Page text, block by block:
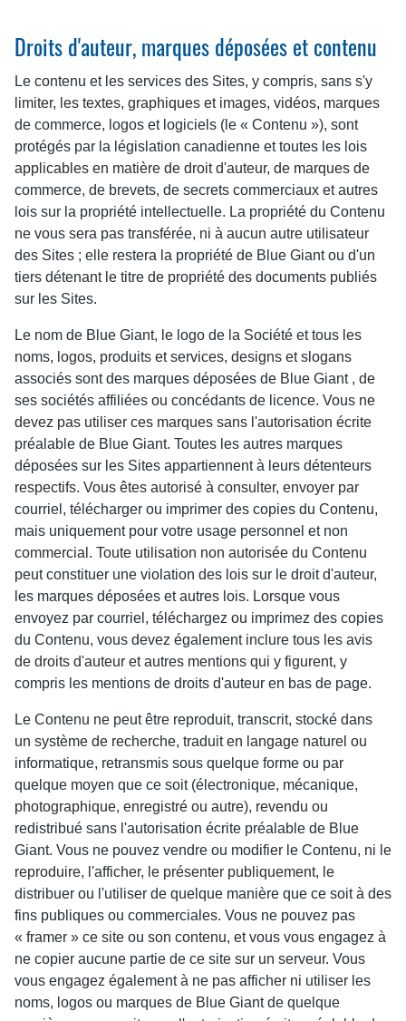
Droits d'auteur, marques déposées et contenu
Le contenu et les services des Sites, y compris, sans s'y
limiter, les textes, graphiques et images, vidéos, marques
de commerce, logos et logiciels (le « Contenu »), sont
protégés par la législation canadienne et toutes les lois
applicables en matière de droit d'auteur, de marques de
commerce, de brevets, de secrets commerciaux et autres
lois sur la propriété intellectuelle. La propriété du Contenu
ne vous sera pas transférée, ni à aucun autre utilisateur
des Sites ; elle restera la propriété de Blue Giant ou d'un
tiers détenant le titre de propriété des documents publiés
sur les Sites.
Le nom de Blue Giant, le logo de la Société et tous les
noms, logos, produits et services, designs et slogans
associés sont des marques déposées de Blue Giant , de
ses sociétés affiliées ou concédants de licence. Vous ne
devez pas utiliser ces marques sans l'autorisation écrite
préalable de Blue Giant. Toutes les autres marques
déposées sur les Sites appartiennent à leurs détenteurs
respectifs. Vous êtes autorisé à consulter, envoyer par
courriel, télécharger ou imprimer des copies du Contenu,
mais uniquement pour votre usage personnel et non
commercial. Toute utilisation non autorisée du Contenu
peut constituer une violation des lois sur le droit d'auteur,
les marques déposées et autres lois. Lorsque vous
envoyez par courriel, téléchargez ou imprimez des copies
du Contenu, vous devez également inclure tous les avis
de droits d'auteur et autres mentions qui y figurent, y
compris les mentions de droits d'auteur en bas de page.
Le Contenu ne peut être reproduit, transcrit, stocké dans
un système de recherche, traduit en langage naturel ou
informatique, retransmis sous quelque forme ou par
quelque moyen que ce soit (électronique, mécanique,
photographique, enregistré ou autre), revendu ou
redistribué sans l'autorisation écrite préalable de Blue
Giant. Vous ne pouvez vendre ou modifier le Contenu, ni le
reproduire, l'afficher, le présenter publiquement, le
distribuer ou l'utiliser de quelque manière que ce soit à des
fins publiques ou commerciales. Vous ne pouvez pas
« framer » ce site ou son contenu, et vous vous engagez à
ne copier aucune partie de ce site sur un serveur. Vous
vous engagez également à ne pas afficher ni utiliser les
noms, logos ou marques de Blue Giant de quelque